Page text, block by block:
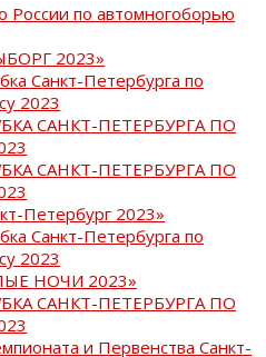
России по автомногоборью
2023»
Санкт-Петербурга по
2023
САНКТ-ПЕТЕРБУРГА ПО
САНКТ-ПЕТЕРБУРГА ПО
Петербург 2023»
Санкт-Петербурга по
2023
НОЧИ 2023»
САНКТ-ПЕТЕРБУРГА ПО
и Первенства Санкт-